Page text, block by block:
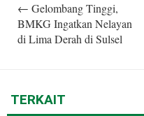
navigation
← Gelombang Tinggi,
BMKG Ingatkan Nelayan
di Lima Derah di Sulsel
TERKAIT